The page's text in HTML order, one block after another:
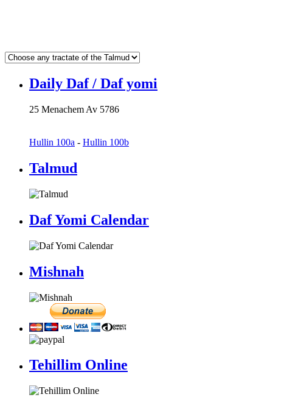
Daily Daf / Daf yomi
25 Menachem Av 5786
Hullin 100a - Hullin 100b
Talmud
Daf Yomi Calendar
Mishnah
Tehillim Online